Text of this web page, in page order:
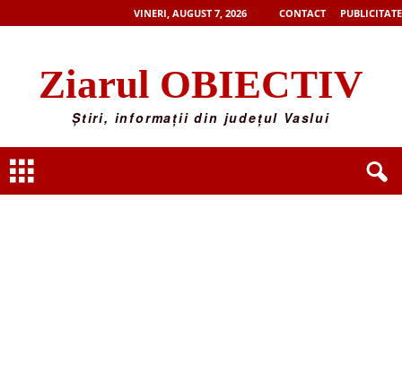
VINERI, AUGUST 7, 2026 CONTACT PUBLICITATE
Ziarul OBIECTIV
Știri, informații din județul Vaslui